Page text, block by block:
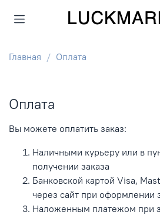
Главная Оплата
Оплата
Вы можете оплатить заказ:
Наличными курьеру или в
получении заказа
Банковской картой Visa,
через сайт при оформлении
Наложенным платежом при